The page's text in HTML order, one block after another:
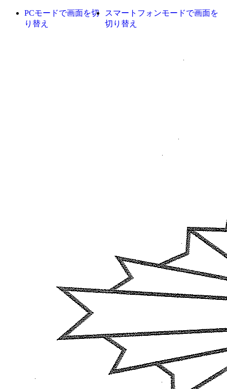
PCモードで画面を切
り替え
スマートフォンモードで画面を
切り替え